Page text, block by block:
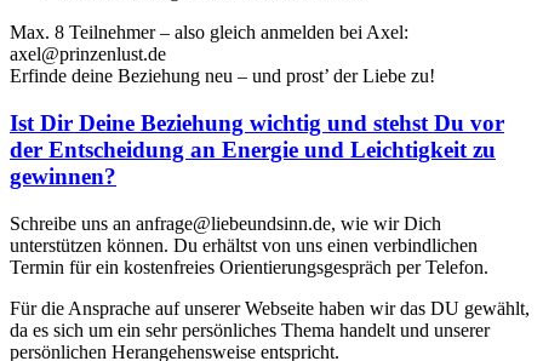
Max. 8 Teilnehmer – also gleich anmelden bei Axel:
axel@prinzenlust.de
Erfinde deine Beziehung neu – und prost’ der Liebe zu!
Ist Dir Deine Beziehung wichtig und stehst Du vor
der Entscheidung an Energie und Leichtigkeit zu
gewinnen?
Schreibe uns an anfrage@liebeundsinn.de, wie wir Dich
unterstützen können. Du erhältst von uns einen verbindlichen
Termin für ein kostenfreies Orientierungsgespräch per Telefon.
Für die Ansprache auf unserer Webseite haben wir das DU gewählt,
da es sich um ein sehr persönliches Thema handelt und unserer
persönlichen Herangehensweise entspricht.